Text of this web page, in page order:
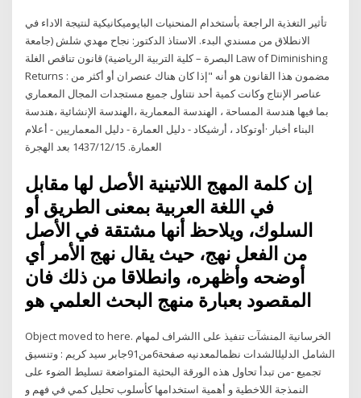
تأثير التغذية الراجعة بأستخدام المنحنيات البايوميكانيكية لنتيجة الاداء في
الانطلاق من مسندي البدء. الاستاذ الدكتور: نجاح مهدي شلش (جامعة
البصرة – كلية التربية الرياضية) قانون تناقص الغلة Law of Diminishing
Returns : مضمون هذا القانون هو أنه "إذا كان هناك عنصران أو أكثر من
عناصر الإنتاج وكانت كمية أحد نتناول جميع مستجدات المجال المعماري
بما فيها هندسة المساحة ، الهندسة المعمارية ،الهندسة الإنشائية ،هندسة
البناء أخبار ·أوتوكاد ، أرشيكاد - دليل العمارة - دليل المعماريين - أعلام
العمارة. 15‏‏/12‏‏/1437 بعد الهجرة
إن كلمة المهج اللاتينية الأصل لها مقابل
في اللغة العربية بمعنى الطريق أو
السلوك، ويلاحظ أنها مشتقة في الأصل
من الفعل نهج، حيث يقال نهج الأمر أي
أوضحه وأظهره، وانطلاقا من ذلك فان
المقصود بعبارة منهج البحث العلمي هو
Object moved to here. ‫الخرسانية‬ ‫المنشآت‬ ‫تنفيذ‬ ‫على‬ ‫االشراف‬ ‫لمهام‬
‫الشامل‬ ‫الدليل‬‫الشدات‬ ‫نظم‬‫المعدنيه‬ ‫صفحة‬6‫من‬91‫جابر‬ ‫سيد‬ ‫كريم‬ : ‫وتنسيق‬
‫تجميع‬ -‫من‬ ‫تبدأ تحاول هذه الورقة البحثية المتواضعة تسليط الضوء على
النمذجة اللاخطية و أهمية استخدامها كأسلوب تحليل كمي في فهم و